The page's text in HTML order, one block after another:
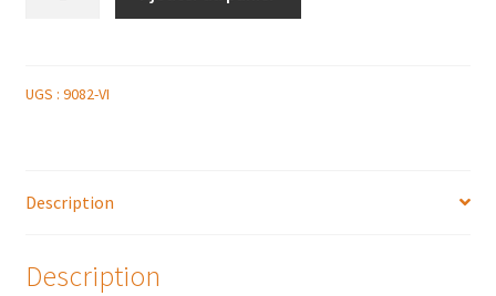
DE
UGS : 9082-VI
Description
Description